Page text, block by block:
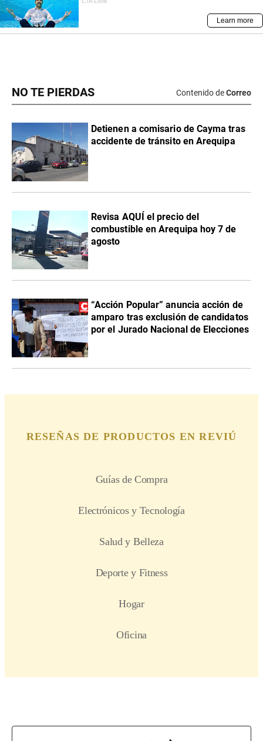
NO TE PIERDAS Contenido deCorreo
Detienen a comisario de Cayma tras
accidente de tránsito en Arequipa
Revisa AQUÍ el precio del
combustible en Arequipa hoy 7 de
agosto
“Acción Popular” anuncia acción de
amparo tras exclusión de candidatos
por el Jurado Nacional de Elecciones